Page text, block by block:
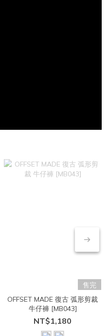
售完
OFFSET MADE 復古 弧形剪裁
牛仔褲 [MB043]
NT$1,180